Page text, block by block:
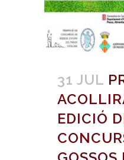
31 JUL
EDICIÓ